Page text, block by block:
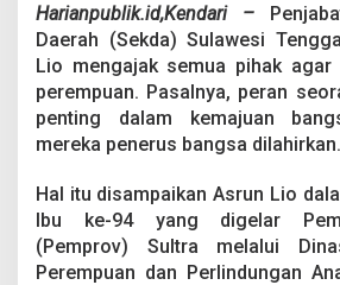
:
P
e
a
n
S
o
a
n
g
Harianpublik.id,Kendari –
Daerah (Sekda) Sulawesi
Lio mengajak semua pihak agar
perempuan. Pasalnya, peran
penting dalam kemajuan
mereka penerus bangsa dilahirkan.
Hal itu disampaikan Asrun Lio
Ibu ke-94 yang digelar
(Pemprov) Sultra melalui
Perempuan dan Perlindungan